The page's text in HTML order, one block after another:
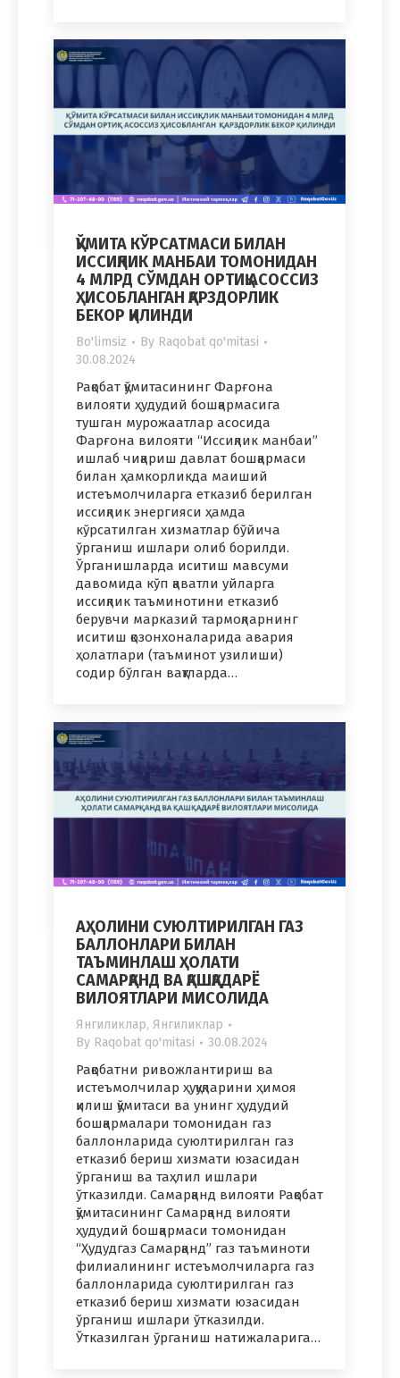
ҚЎМИТА КЎРСАТМАСИ БИЛАН
ИССИҚЛИК МАНБАИ ТОМОНИДАН
4 МЛРД СЎМДАН ОРТИҚ АСОССИЗ
ҲИСОБЛАНГАН ҚАРЗДОРЛИК
БЕКОР ҚИЛИНДИ
Bo'limsiz By Raqobat qo'mitasi
30.08.2024
Рақобат қўмитасининг Фарғона
вилояти ҳудудий бошқармасига
тушган мурожаатлар асосида
Фарғона вилояти “Иссиқлик манбаи”
ишлаб чиқариш давлат бошқармаси
билан ҳамкорликда маиший
истеъмолчиларга етказиб берилган
иссиқлик энергияси ҳамда
кўрсатилган хизматлар бўйича
ўрганиш ишлари олиб борилди.
Ўрганишларда иситиш мавсуми
давомида кўп қаватли уйларга
иссиқлик таъминотини етказиб
берувчи марказий тармоқларнинг
иситиш қозонхоналарида авария
ҳолатлари (таъминот узилиши)
содир бўлган вақтларда…
АҲОЛИНИ СУЮЛТИРИЛГАН ГАЗ
БАЛЛОНЛАРИ БИЛАН
ТАЪМИНЛАШ ҲОЛАТИ
САМАРҚАНД ВА ҚАШҚАДАРЁ
ВИЛОЯТЛАРИ МИСОЛИДА
Янгиликлар, Янгиликлар
By Raqobat qo'mitasi 30.08.2024
Рақобатни ривожлантириш ва
истеъмолчилар ҳуқуқларини ҳимоя
қилиш қўмитаси ва унинг ҳудудий
бошқармалари томонидан газ
баллонларида суюлтирилган газ
етказиб бериш хизмати юзасидан
ўрганиш ва таҳлил ишлари
ўтказилди. Самарқанд вилояти Рақобат
қўмитасининг Самарқанд вилояти
ҳудудий бошқармаси томонидан
“Ҳудудгаз Самарқанд” газ таъминоти
филиалининг истеъмолчиларга газ
баллонларида суюлтирилган газ
етказиб бериш хизмати юзасидан
ўрганиш ишлари ўтказилди.
Ўтказилган ўрганиш натижаларига…